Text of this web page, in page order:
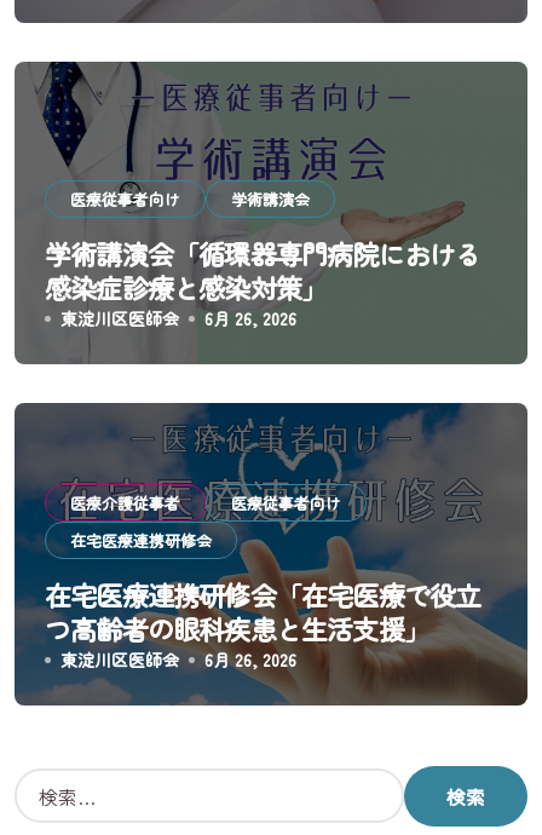
医療従事者向け 学術講演会
学術講演会「循環器専門病院における
感染症診療と感染対策」
東淀川区医師会 6月 26, 2026
医療介護従事者
医療従事者向け
在宅医療連携研修会
在宅医療連携研修会「在宅医療で役立
つ高齢者の眼科疾患と生活支援」
東淀川区医師会 6月 26, 2026
検
索